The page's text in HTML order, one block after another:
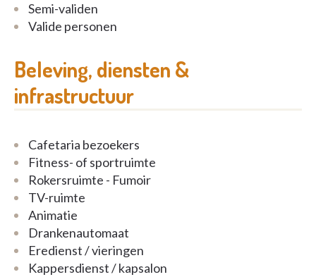
Semi-validen
Valide personen
Beleving, diensten &
infrastructuur
Cafetaria bezoekers
Fitness- of sportruimte
Rokersruimte - Fumoir
TV-ruimte
Animatie
Drankenautomaat
Eredienst / vieringen
Kappersdienst / kapsalon